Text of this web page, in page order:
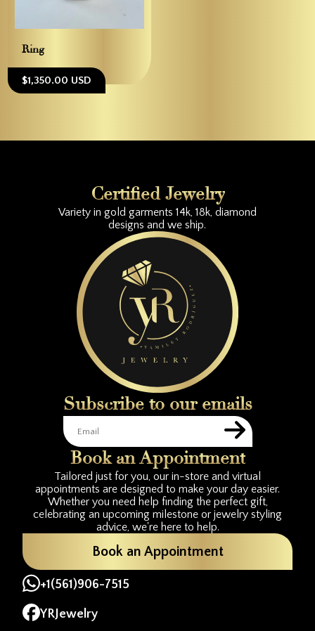
Ring
$1,350.00 USD
Certified Jewelry
Variety in gold garments 14k, 18k, diamond
designs and we ship.
Subscribe to our emails
Book an Appointment
Tailored just for you, our in-store and virtual
appointments are designed to make your day easier.
Whether you need help finding the perfect gift,
celebrating an upcoming milestone or jewelry styling
advice, we're here to help.
Book an Appointment
+1(561)906-7515
YRJewelry